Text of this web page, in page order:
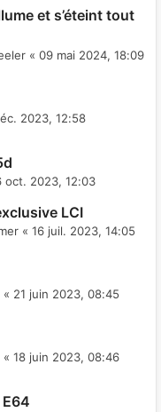
et s’éteint tout
« 09 mai 2024, 18:09
2023, 12:58
oct. 2023, 12:03
LCI
« 16 juil. 2023, 14:05
« 21 juin 2023, 08:45
« 18 juin 2023, 08:46